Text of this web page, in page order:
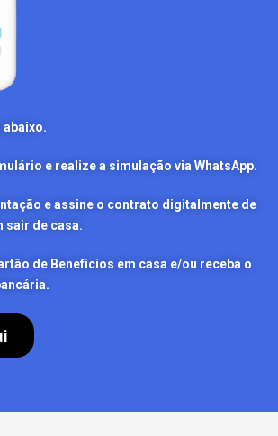
abaixo.
e realize a simulação via WhatsApp.
e assine o contrato digitalmente de
sair de casa.
de Benefícios em casa e/ou receba o